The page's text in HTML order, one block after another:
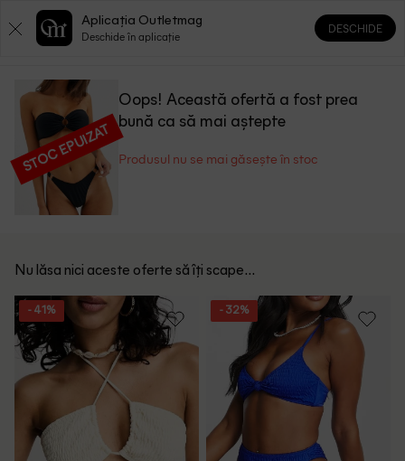
0 0
STOC EPUIZAT
Oops! Această ofertă a fost prea
bună ca să mai aștepte
Produsul nu se mai găsește în stoc
Nu lăsa nici aceste oferte să îți scape...
- 41% - 32%
Aplicația Outletmag
Deschide în aplicație
DESCHIDE